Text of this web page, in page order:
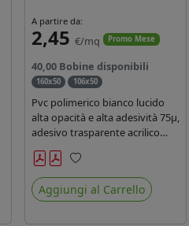
A partire da:
2,45 €/mq Promo Mese
40,00 Bobine disponibili
160x50 106x50
Pvc polimerico bianco lucido
alta opacità e alta adesività 75µ,
adesivo trasparente acrilico
hotmelt permanente, durata 5-
7 anni, liner 140gr PE su
entrambi lati. Prestazioni di alto
livello. Dotato di certificato
Preferiti
Aggiungi al Carrello